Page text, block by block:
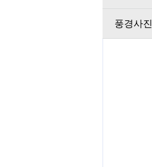
풍경사진